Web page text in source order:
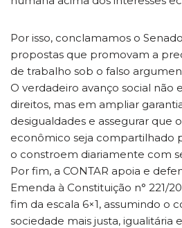
Por isso, conclamamos o
propostas que promovam a
de trabalho sob o falso
O verdadeiro avanço social não
direitos, mas em ampliar
desigualdades e assegurar que
econômico seja compartilhado
o constroem diariamente com
Por fim, a CONTAR apoia e
Emenda à Constituição n° 221/
fim da escala 6×1, assumindo o
sociedade mais justa,